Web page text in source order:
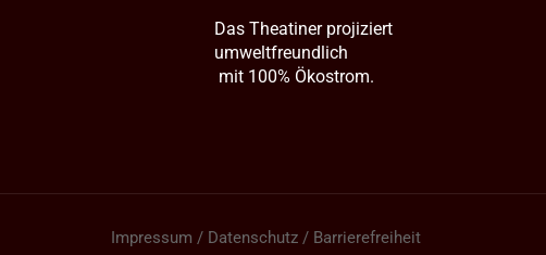
Das Theatiner projiziert
umweltfreundlich
mit 100% Ökostrom.
Impressum / Datenschutz / Barrierefreiheit